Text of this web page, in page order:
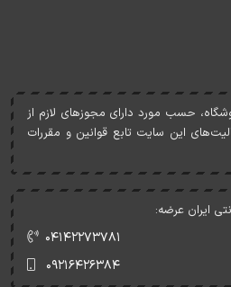
حسب مورد دارای مجوزهای لازم از
اين سايت تابع قوانين و مقررات
ایران عرضه:
۰۴۱۴۲۲۷۳۷۸۱
۰۹۲۱۶۴۲۶۳۸۴